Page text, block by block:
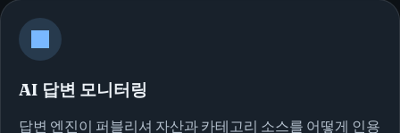
AI 답변 모니터링
답변 엔진이 퍼블리셔 자산과 카테고리 소스를 어떻게 인용